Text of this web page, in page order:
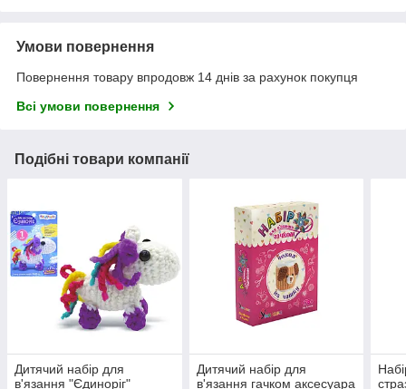
Умови повернення
Повернення товару впродовж 14 днів за рахунок покупця
Всі умови повернення
Подібні товари компанії
Дитячий набір для
в'язання "Єдиноріг"
Дитячий набір для
в'язання гачком аксесуара